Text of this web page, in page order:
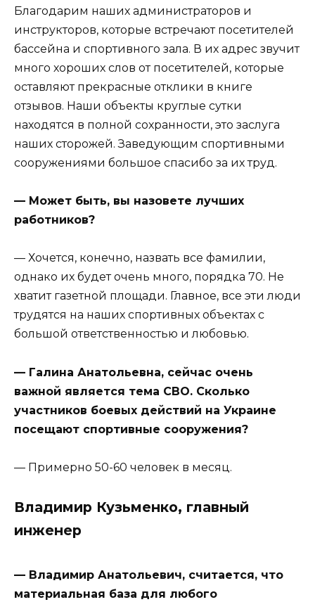
Благодарим наших администраторов и
инструкторов, которые встречают посетителей
бассейна и спортивного зала. В их адрес звучит
много хороших слов от посетителей, которые
оставляют прекрасные отклики в книге
отзывов. Наши объекты круглые сутки
находятся в полной сохранности, это заслуга
наших сторожей. Заведующим спортивными
сооружениями большое спасибо за их труд.
— Может быть, вы назовете лучших
работников?
— Хочется, конечно, назвать все фамилии,
однако их будет очень много, порядка 70. Не
хватит газетной площади. Главное, все эти люди
трудятся на наших спортивных объектах с
большой ответственностью и любовью.
— Галина Анатольевна, сейчас очень
важной является тема СВО. Сколько
участников боевых действий на Украине
посещают спортивные сооружения?
— Примерно 50-60 человек в месяц.
Владимир Кузьменко, главный
инженер
— Владимир Анатольевич, считается, что
материальная база для любого